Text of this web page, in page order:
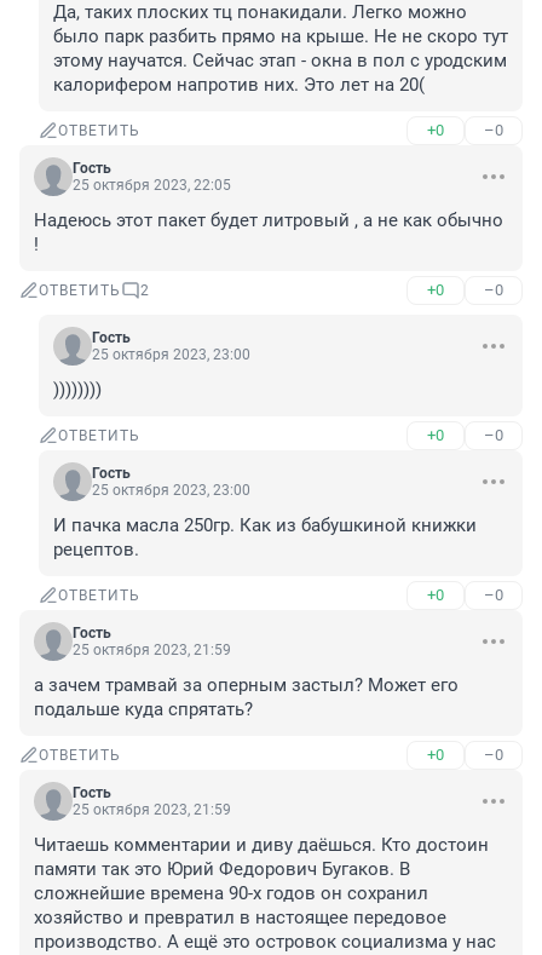
Да, таких плоских тц понакидали. Легко можно
было парк разбить прямо на крыше. Не не скоро тут
этому научатся. Сейчас этап - окна в пол с уродским
калорифером напротив них. Это лет на 20(
ОТВЕТИТЬ +0 –0
Гость
25 октября 2023, 22:05
Надеюсь этот пакет будет литровый , а не как обычно
!
ОТВЕТИТЬ 2 +0 –0
Гость
25 октября 2023, 23:00
))))))))
ОТВЕТИТЬ +0 –0
Гость
25 октября 2023, 23:00
И пачка масла 250гр. Как из бабушкиной книжки
рецептов.
ОТВЕТИТЬ +0 –0
Гость
25 октября 2023, 21:59
а зачем трамвай за оперным застыл? Может его
подальше куда спрятать?
ОТВЕТИТЬ +0 –0
Гость
25 октября 2023, 21:59
Читаешь комментарии и диву даёшься. Кто достоин
памяти так это Юрий Федорович Бугаков. В
сложнейшие времена 90-х годов он сохранил
хозяйство и превратил в настоящее передовое
производство. А ещё это островок социализма у нас